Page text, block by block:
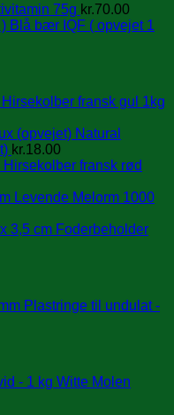
75g kr.70.00
Blå bær IQF ( opvejet 1
Hirsekolber fransk gul 1kg
Natural
kr.18.00
Hirsekolber fransk rød
Levende Melorm 1000
Foderbeholder
Plastringe til undulat -
Witte Molen